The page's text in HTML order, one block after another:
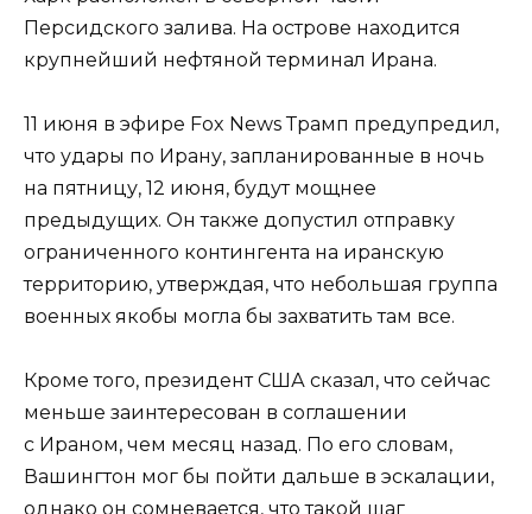
Персидского залива. На острове находится
крупнейший нефтяной терминал Ирана.
11 июня в эфире Fox News Трамп предупредил,
что удары по Ирану, запланированные в ночь
на пятницу, 12 июня, будут мощнее
предыдущих. Он также допустил отправку
ограниченного контингента на иранскую
территорию, утверждая, что небольшая группа
военных якобы могла бы захватить там все.
Кроме того, президент США сказал, что сейчас
меньше заинтересован в соглашении
с Ираном, чем месяц назад. По его словам,
Вашингтон мог бы пойти дальше в эскалации,
однако он сомневается, что такой шаг